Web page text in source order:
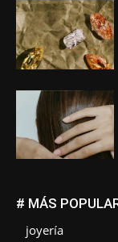
# MÁS
joyería